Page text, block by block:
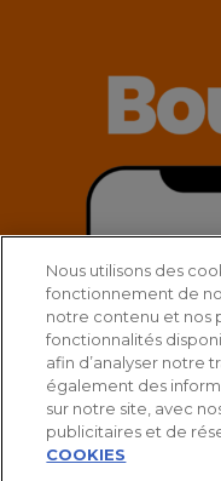
Nous utilisons des
fonctionnement de
notre contenu et nos
fonctionnalités
afin d’analyser notre
également des
sur notre site, avec
publicitaires et de
COOKIES